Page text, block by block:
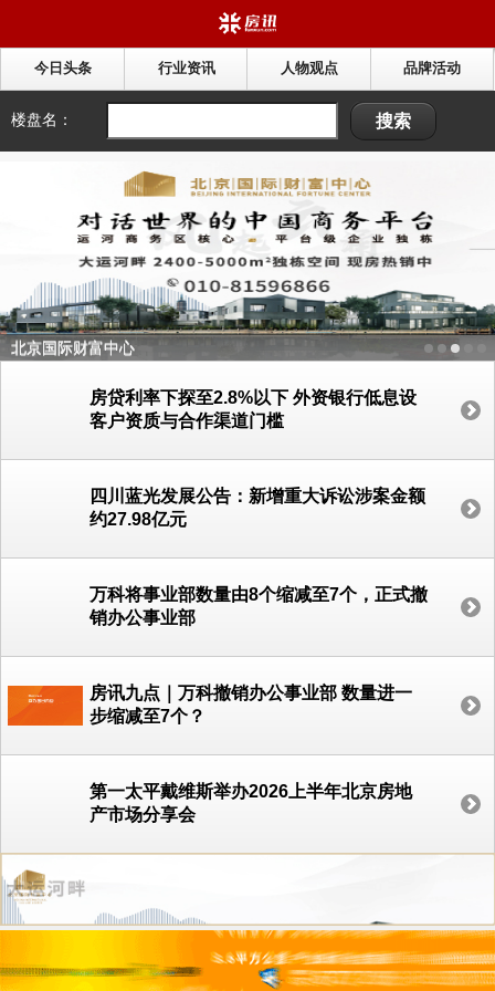
今日头条 行业资讯 人物观点 品牌活动
北京国际财富中心
房贷利率下探至2.8%以下 外资银行低息设
客户资质与合作渠道门槛
四川蓝光发展公告：新增重大诉讼涉案金额
约27.98亿元
万科将事业部数量由8个缩减至7个，正式撤
销办公事业部
房讯九点｜万科撤销办公事业部 数量进一
步缩减至7个？
第一太平戴维斯举办2026上半年北京房地
产市场分享会